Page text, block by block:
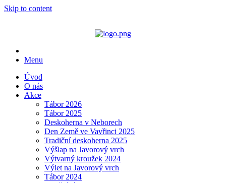
Skip to content
Menu
Úvod
O nás
Akce
Tábor 2026
Tábor 2025
Deskoherna v Neborech
Den Země ve Vavřinci 2025
Tradiční deskoherna 2025
Výšlap na Javorový vrch
Výtvarný kroužek 2024
Výlet na Javorový vrch
Tábor 2024